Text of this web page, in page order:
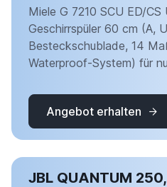
Miele G 7210 SCU ED/CS
Geschirrspüler 60 cm (A,
Besteckschublade, 14
Waterproof-System) für
Angebot erhalten
JBL QUANTUM